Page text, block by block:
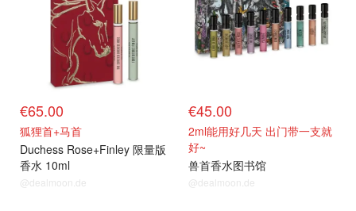
€65.00
狐狸首+马首
Duchess Rose+Finley 限量版
香水 10ml
@dealmoon.de
€45.00
2ml能用好几天 出门带一支就
好~
兽首香水图书馆
@dealmoon.de